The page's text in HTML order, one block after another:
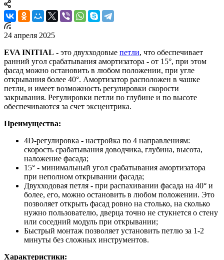
24 апреля 2025
EVA INITIAL - это двухходовые петли, что обеспечивает
ранний угол срабатывания амортизатора - от 15°, при этом
фасад можно остановить в любом положении, при угле
открывания более 40°. Амортизатор расположен в чашке
петли, и имеет возможность регулировки скорости
закрывания. Регулировки петли по глубине и по высоте
обеспечиваются за счет эксцентрика.
Преимущества:
4D-регулировка - настройка по 4 направлениям:
скорость срабатывания доводчика, глубина, высота,
наложение фасада;
15° - минимальный угол срабатывания амортизатора
при неполном открывании фасада;
Двухходовая петля - при распахивании фасада на 40° и
более, его, можно остановить в любом положении. Это
позволяет открыть фасад ровно на столько, на сколько
нужно пользователю, дверца точно не стукнется о стену
или соседний модуль при открывании;
Быстрый монтаж позволяет установить петлю за 1-2
минуты без сложных инструментов.
Характеристики: